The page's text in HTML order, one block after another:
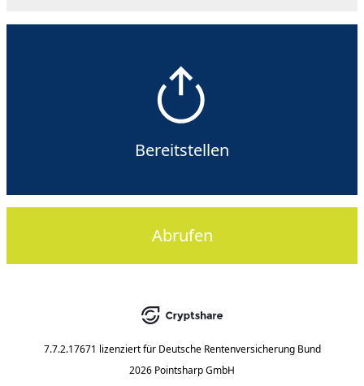
Bereitstellen
Abrufen
7.7.2.17671 lizenziert für Deutsche Rentenversicherung Bund
2026 Pointsharp GmbH